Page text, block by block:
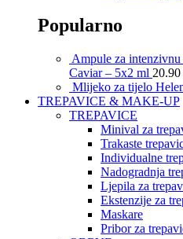
Popularno
Ampule za
Caviar – 5x2 ml 20.90
Mlijeko za tijelo
TREPAVICE & MAKE-UP
TREPAVICE
Minival za
Trakaste
Individualne
Nadogradnja
Ljepila za
Ekstenzije za
Maskare
Pribor za